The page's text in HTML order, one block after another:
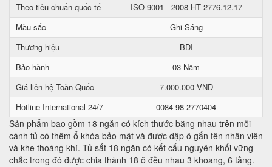
Theo tiêu chuẩn quốc tế
ISO 9001 - 2008 HT 2776.12.17
Màu sắc
Ghi Sáng
Thương hiệu
BDI
Bảo hành
03 Năm
Giá liên hệ Toàn Quốc
7.000.000 VNĐ
Hotline International 24/7
0084 98 2770404
Sản phẩm bao gồm 18 ngăn có kích thước bằng nhau trên mỗi
cánh tủ có thêm ổ khóa bảo mật và được dập ô gắn tên nhân viên
và khe thoáng khí. Tủ sắt 18 ngăn có kết cấu nguyên khối vững
chắc trong đó được chia thành 18 ô đều nhau 3 khoang, 6 tầng.